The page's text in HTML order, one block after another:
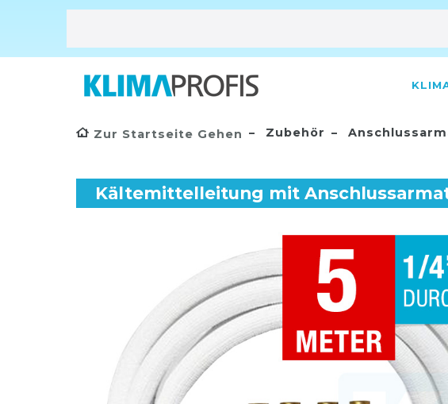
Zur Startseite Gehen Zubehör
Kältemittelleitung mit